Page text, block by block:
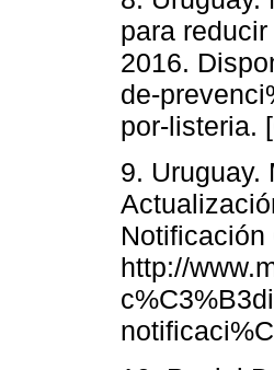
para
2016.
de-
por-listeria.
9. Uruguay.
Notificación
http://